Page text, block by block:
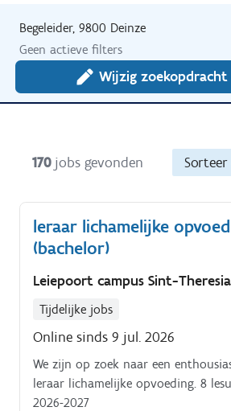
Begeleider, 9800 Deinze
Geen actieve filters
Wijzig
170 jobs gevonden
leraar lichamelijke
(bachelor)
Leiepoort campus Sint-Theresia
Tijdelijke jobs
Online sinds 9 jul. 2026
We zijn op zoek naar een
leraar lichamelijke opvoeding. 8
2026-2027